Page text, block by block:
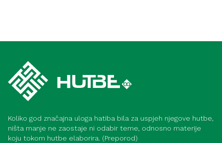
Koliko god značajna uloga hatiba bila za uspjeh njegove hutbe,
ništa manje ne zaostaje ni odabir teme, odnosno materije
koju tokom hutbe elaborira. (Preporod)